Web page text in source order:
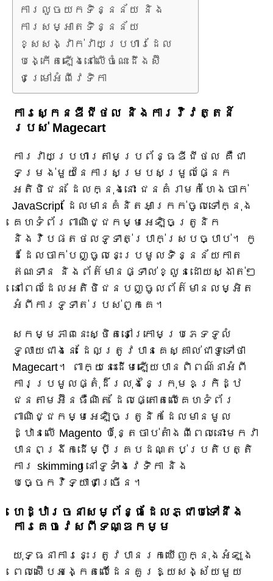
ការលួចយកទិន្នន័យ និង
ការសម្អាតទិន្នន័យ
ខ្សែសង្វាក់វាយប្រហារដែល
បង្កើតឡើងនៅលើចំណេះដឹងស៊ី
ជម្រៅអំពីវេទិកា
ការស្កេនឌីជីថល និងការវិវត្តន៍
របស់ Magecart
ការវាយប្រហារតាមប្រព័ន្ធឌីជីថល គឺជា
ទម្រង់មួយនៃការសម្របសម្រួលផ្នែក
អតិថិជន ដែលក្នុងនោះ ជនគំរាមកំហែងចាក់
JavaScript ដែលមានគំនិតអាក្រក់ចូលទៅក្នុង
គេហទំព័រពាណិជ្ជកម្មអេឡិចត្រូនិក
និងវិបផតថលទូទាត់ប្រាក់ស្របច្បាប់។ កូ
ដដែលចាក់បញ្ចូលនេះប្រមូលទិន្នន័យកាត
ឥណទាន និងព័ត៌មានផ្ទាល់ខ្លួនដោយស្ងាត់ៗ
នៅពេលដែលអតិថិជនបញ្ចូលព័ត៌មានលម្អិត
អំពីការទូទាត់របស់ពួកគេ។
សកម្មភាពនេះស្ថិតនៅក្រោមប្រភេទទូលំ
ទូលាយជាងនេះ ដែលត្រូវបានគេស្គាល់ជាទូទៅថា
Magecart។ ពាក្យនេះដើមឡើយបានពិពណ៌នាអំពី
ការប្រមូលផ្តុំដ៏រលុងនៃក្រុមឧក្រិដ្ឋ
ជនតាមអ៊ីនធឺណិត ដែលផ្តោតលើគេហទំព័រ
ពាណិជ្ជកម្មអេឡិចត្រូនិកដែលមានមូល
ដ្ឋានលើ Magento ប៉ុន្តែចាប់តាំងពីពេលនោះមកវា
បានពង្រីកដើម្បីគ្របដណ្តប់ប្រតិបត្តិ
ការ skimming នៅទូទាំងវេទិកា និង
បច្ចេកវិទ្យាជាច្រើន។
ហេដ្ឋារចនាសម្ព័ន្ធដែលភ្ជាប់ទៅនឹង
ការគេចវេសពីទណ្ឌកម្ម
យុទ្ធនាការនេះត្រូវបានរកឃើញក្នុងអំឡុង
ពេលស៊ើបអង្កេតលើដែនគួរឱ្យសង្ស័យមួយ